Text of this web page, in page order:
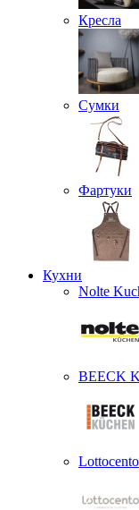
Кресла
Сумки
Фартуки
Кухни
Nolte
BEECK
Lottocento